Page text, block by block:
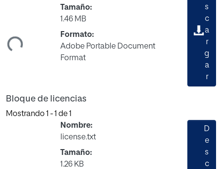
Tamaño:
1.46 MB
Formato:
Adobe Portable Document
Format
s
c
a
r
g
a
r
Bloque de licencias
Mostrando 1 - 1 de 1
Nombre:
license.txt
Tamaño:
1.26 KB
D
e
s
c